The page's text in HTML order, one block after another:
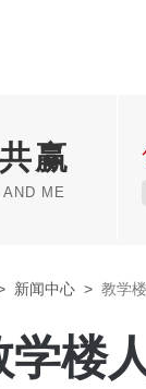
赢
ME
新闻中心 > 教学
学楼